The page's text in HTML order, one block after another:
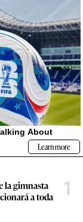
la gimnasta
a toda
1